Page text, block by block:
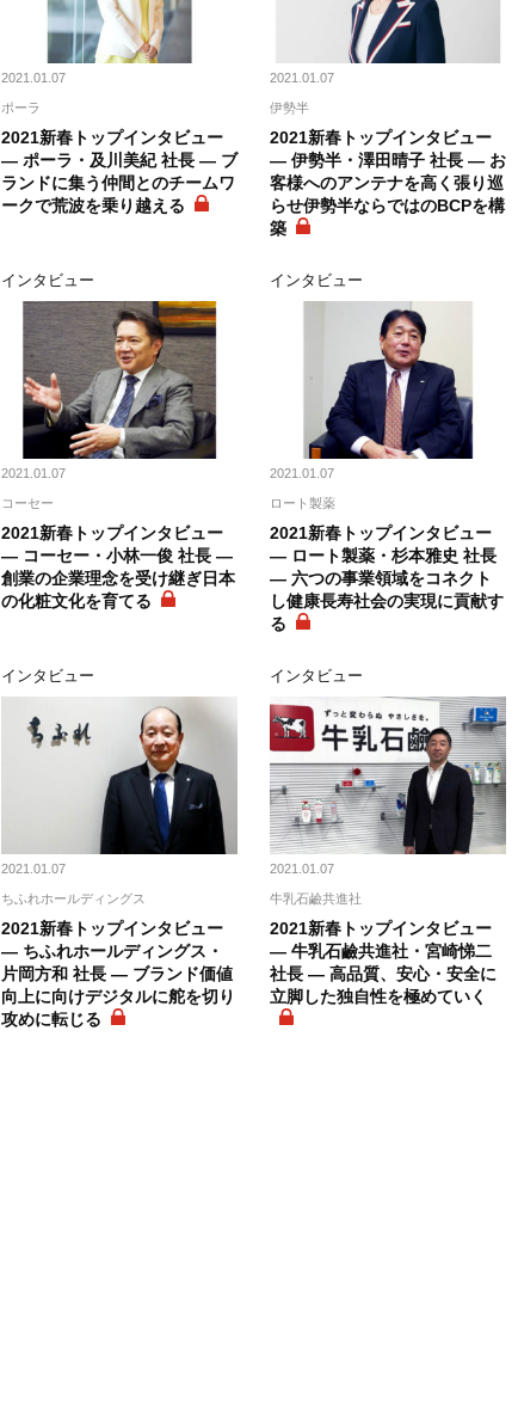
2021.01.07
ポーラ
2021新春トップインタビュー
― ポーラ・及川美紀 社長 ― ブ
ランドに集う仲間とのチームワ
ークで荒波を乗り越える
2021.01.07
伊勢半
2021新春トップインタビュー
― 伊勢半・澤田晴子 社長 ― お
客様へのアンテナを高く張り巡
らせ伊勢半ならではのBCPを構
築
インタビュー
2021.01.07
コーセー
2021新春トップインタビュー
― コーセー・小林一俊 社長 ―
創業の企業理念を受け継ぎ日本
の化粧文化を育てる
インタビュー
2021.01.07
ロート製薬
2021新春トップインタビュー
― ロート製薬・杉本雅史 社長
― 六つの事業領域をコネクト
し健康長寿社会の実現に貢献す
る
インタビュー
2021.01.07
ちふれホールディングス
2021新春トップインタビュー
― ちふれホールディングス・
片岡方和 社長 ― ブランド価値
向上に向けデジタルに舵を切り
攻めに転じる
インタビュー
2021.01.07
牛乳石鹼共進社
2021新春トップインタビュー
― 牛乳石鹼共進社・宮崎悌二
社長 ― 高品質、安心・安全に
立脚した独自性を極めていく